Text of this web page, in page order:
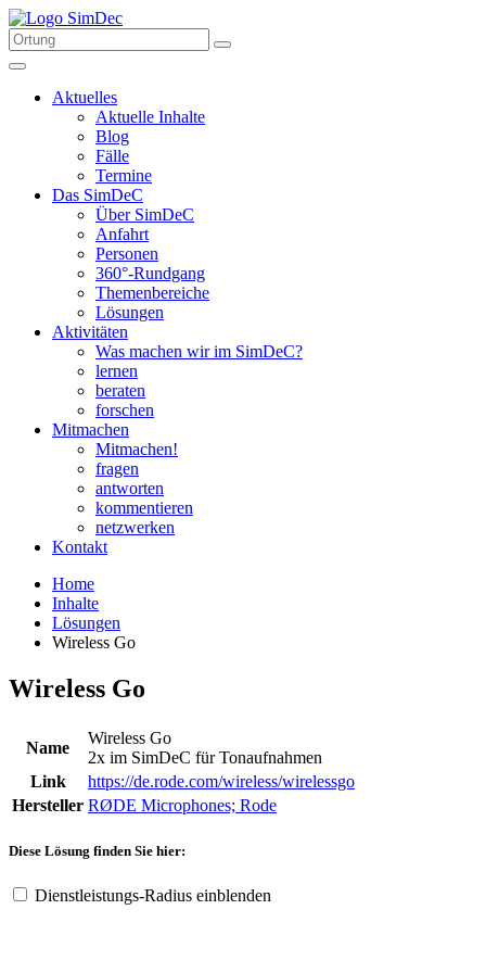
Aktuelles
Aktuelle Inhalte
Blog
Fälle
Termine
Das SimDeC
Über SimDeC
Anfahrt
Personen
360°-Rundgang
Themenbereiche
Lösungen
Aktivitäten
Was machen wir im SimDeC?
lernen
beraten
forschen
Mitmachen
Mitmachen!
fragen
antworten
kommentieren
netzwerken
Kontakt
Home
Inhalte
Lösungen
Wireless Go
Wireless Go
Name
Wireless Go
2x im SimDeC für Tonaufnahmen
Link
https://de.rode.com/wireless/wirelessgo
Hersteller RØDE Microphones; Rode
Diese Lösung finden Sie hier:
Dienstleistungs-Radius einblenden